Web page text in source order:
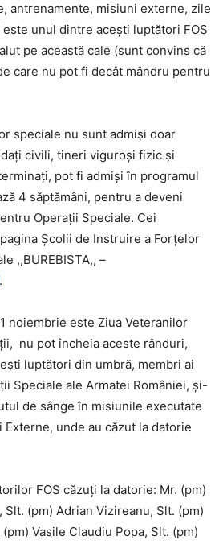
antrenamente, misiuni externe, zile
unul dintre acești luptători FOS
pe această cale (sunt convins că
care nu pot fi decât mândru pentru
speciale nu sunt admiși doar
civili, tineri viguroși fizic și
pot fi admiși în programul
4 săptămâni, pentru a deveni
Operații Speciale. Cei
Școlii de Instruire a Forțelor
,,BUREBISTA,, –
.
noiembrie este Ziua Veteranilor
nu pot încheia aceste rânduri,
luptători din umbră, membri ai
Speciale ale Armatei României, și-
de sânge în misiunile executate
unde au căzut la datorie
FOS căzuți la datorie: Mr. (pm)
(pm) Adrian Vizireanu, Slt. (pm)
Vasile Claudiu Popa, Slt. (pm)